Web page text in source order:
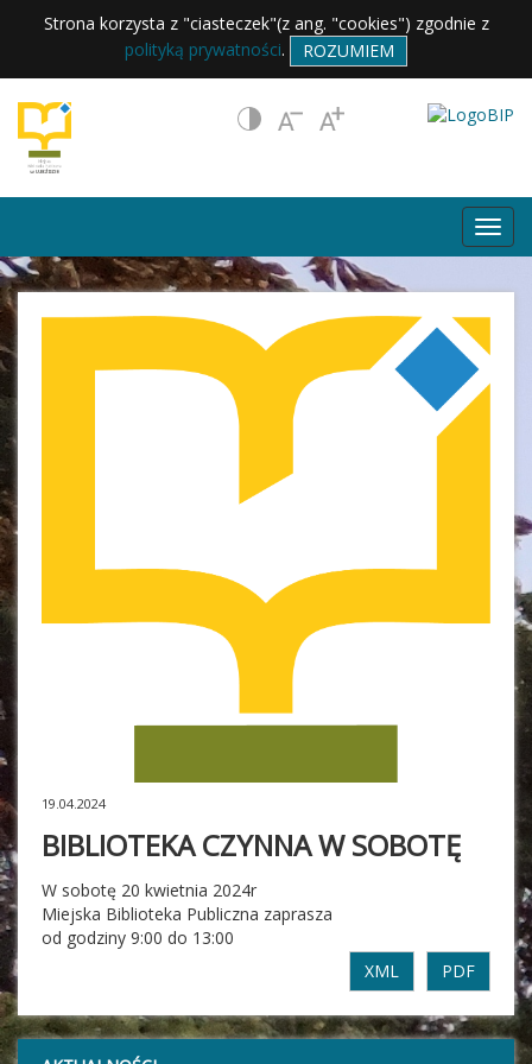
Strona korzysta z "ciasteczek"(z ang. "cookies") zgodnie z
polityką prywatności. ROZUMIEM
19.04.2024
BIBLIOTEKA CZYNNA W SOBOTĘ
W sobotę 20 kwietnia 2024r
Miejska Biblioteka Publiczna zaprasza
od godziny 9:00 do 13:00
PDF
XML